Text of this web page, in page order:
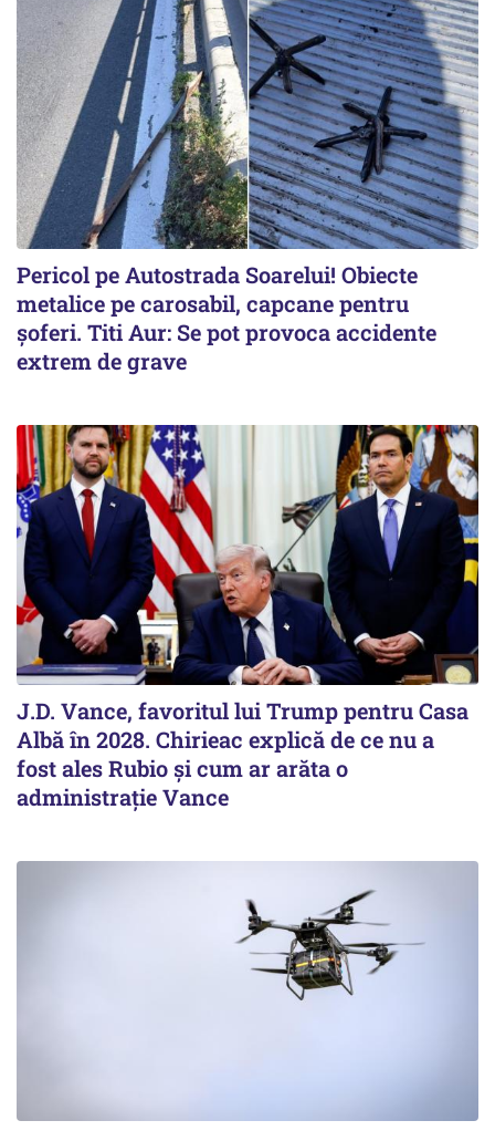
Pericol pe Autostrada Soarelui! Obiecte
metalice pe carosabil, capcane pentru
șoferi. Titi Aur: Se pot provoca accidente
extrem de grave
J.D. Vance, favoritul lui Trump pentru Casa
Albă în 2028. Chirieac explică de ce nu a
fost ales Rubio și cum ar arăta o
administrație Vance